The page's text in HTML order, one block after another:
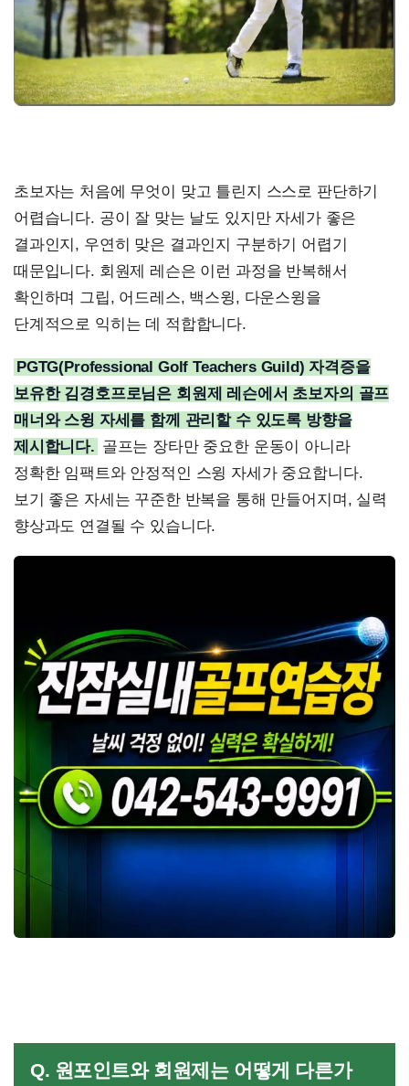
초보자는 처음에 무엇이 맞고 틀린지 스스로 판단하기
어렵습니다. 공이 잘 맞는 날도 있지만 자세가 좋은
결과인지, 우연히 맞은 결과인지 구분하기 어렵기
때문입니다. 회원제 레슨은 이런 과정을 반복해서
확인하며 그립, 어드레스, 백스윙, 다운스윙을
단계적으로 익히는 데 적합합니다.
PGTG(Professional Golf Teachers Guild) 자격증을
보유한 김경호프로님은 회원제 레슨에서 초보자의 골프
매너와 스윙 자세를 함께 관리할 수 있도록 방향을
제시합니다. 골프는 장타만 중요한 운동이 아니라
정확한 임팩트와 안정적인 스윙 자세가 중요합니다.
보기 좋은 자세는 꾸준한 반복을 통해 만들어지며, 실력
향상과도 연결될 수 있습니다.
Q. 원포인트와 회원제는 어떻게 다른가